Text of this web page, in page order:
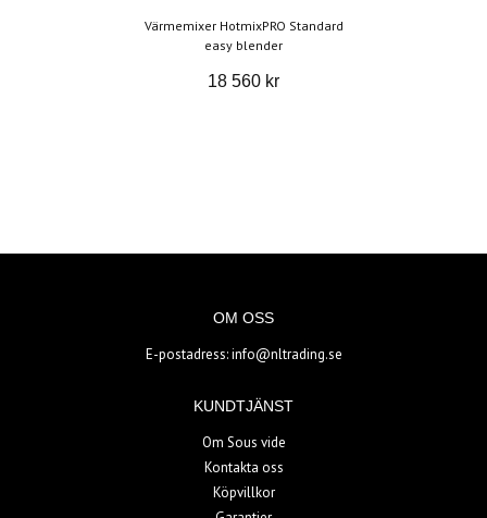
Värmemixer HotmixPRO Standard
easy blender
18 560 kr
OM OSS
E-postadress:info@nltrading.se
KUNDTJÄNST
Om Sous vide
Kontakta oss
Köpvillkor